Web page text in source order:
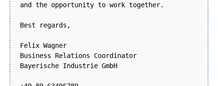
and the opportunity to work together.
Best regards,
Felix Wagner
Business Relations Coordinator
Bayerische Industrie GmbH